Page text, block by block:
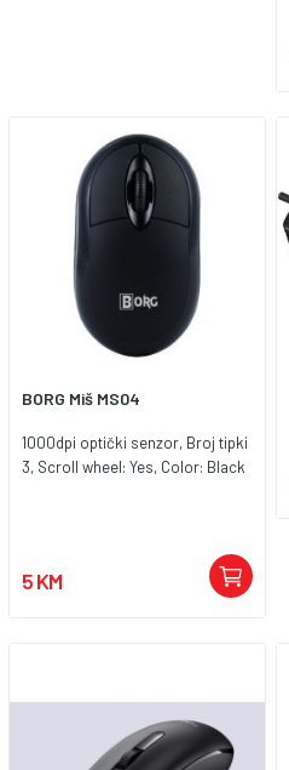
BORG Miš MS04
1000dpi optički senzor, Broj tipki
3, Scroll wheel: Yes, Color: Black
5 KM